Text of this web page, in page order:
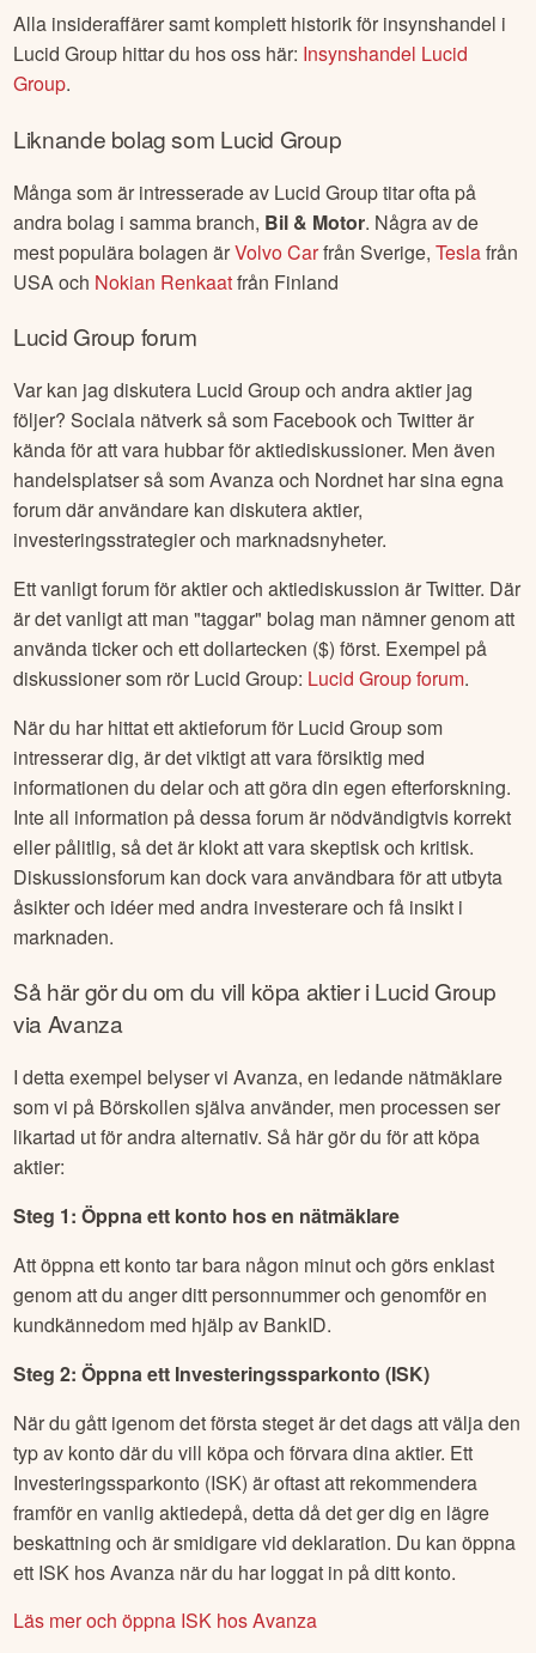
Alla insideraffärer samt komplett historik för insynshandel i
Lucid Group hittar du hos oss här: Insynshandel Lucid
Group.
Liknande bolag som Lucid Group
Många som är intresserade av Lucid Grouptitar ofta på
andra bolag i samma branch, Bil & Motor. Några av de
mest populära bolagen ärVolvo CarfrånSverige,Teslafrån
USAoch Nokian Renkaatfrån Finland
Lucid Group forum
Var kan jag diskutera Lucid Groupoch andra aktier jag
följer? Sociala nätverk så som Facebook och Twitter är
kända för att vara hubbar för aktiediskussioner. Men även
handelsplatser så som Avanza och Nordnet har sina egna
forum där användare kan diskutera aktier,
investeringsstrategier och marknadsnyheter.
Ett vanligt forum för aktier och aktiediskussion är Twitter. Där
är det vanligt att man "taggar" bolag man nämner genom att
använda ticker och ett dollartecken ($) först. Exempel på
diskussioner som rör Lucid Group: Lucid Groupforum.
När du har hittat ett aktieforum för Lucid Groupsom
intresserar dig, är det viktigt att vara försiktig med
informationen du delar och att göra din egen efterforskning.
Inte all information på dessa forum är nödvändigtvis korrekt
eller pålitlig, så det är klokt att vara skeptisk och kritisk.
Diskussionsforum kan dock vara användbara för att utbyta
åsikter och idéer med andra investerare och få insikt i
marknaden.
Så här gör du om du vill köpa aktier iLucid Group
via Avanza
I detta exempel belyser vi Avanza, en ledande nätmäklare
som vi på Börskollen själva använder, men processen ser
likartad ut för andra alternativ. Så här gör du för att köpa
aktier:
Steg 1: Öppna ett konto hos en nätmäklare
Att öppna ett konto tar bara någon minut och görs enklast
genom att du anger ditt personnummer och genomför en
kundkännedom med hjälp av BankID.
Steg 2: Öppna ett Investeringssparkonto (ISK)
När du gått igenom det första steget är det dags att välja den
typ av konto där du vill köpa och förvara dina aktier. Ett
Investeringssparkonto (ISK) är oftast att rekommendera
framför en vanlig aktiedepå, detta då det ger dig en lägre
beskattning och är smidigare vid deklaration. Du kan öppna
ett ISK hos Avanza när du har loggat in på ditt konto.
Läs mer och öppna ISK hos Avanza